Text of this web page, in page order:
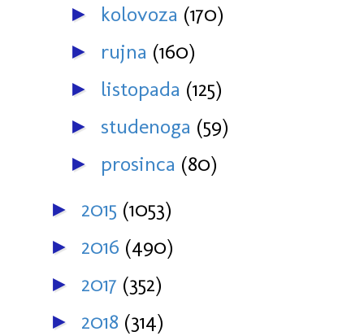
► kolovoza (170)
► rujna (160)
► listopada (125)
► studenoga (59)
► prosinca (80)
► 2015 (1053)
► 2016 (490)
► 2017 (352)
► 2018 (314)